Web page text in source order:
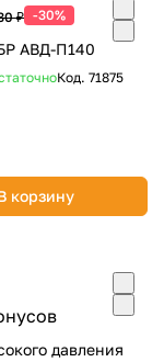
₽ -30%
АВД-П140
Код. 71875
корзину
давления